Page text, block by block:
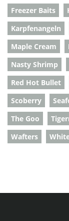
Freezer Baits
Karpfenangeln
Maple Cream
Nasty Shrimp
Red Hot Bullet
Scoberry
The Goo
Wafters